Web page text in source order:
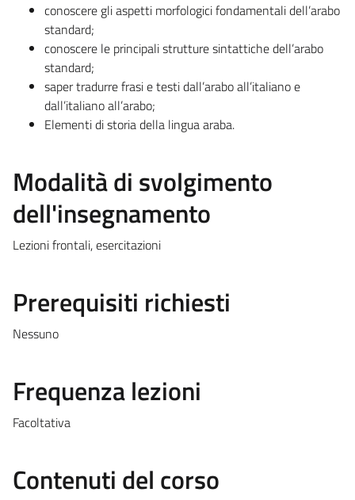
conoscere gli aspetti morfologici fondamentali dell’arabo
standard;
conoscere le principali strutture sintattiche dell’arabo
standard;
saper tradurre frasi e testi dall’arabo all’italiano e
dall’italiano all’arabo;
Elementi di storia della lingua araba.
Modalità di svolgimento
dell'insegnamento
Lezioni frontali, esercitazioni
Prerequisiti richiesti
Nessuno
Frequenza lezioni
Facoltativa
Contenuti del corso